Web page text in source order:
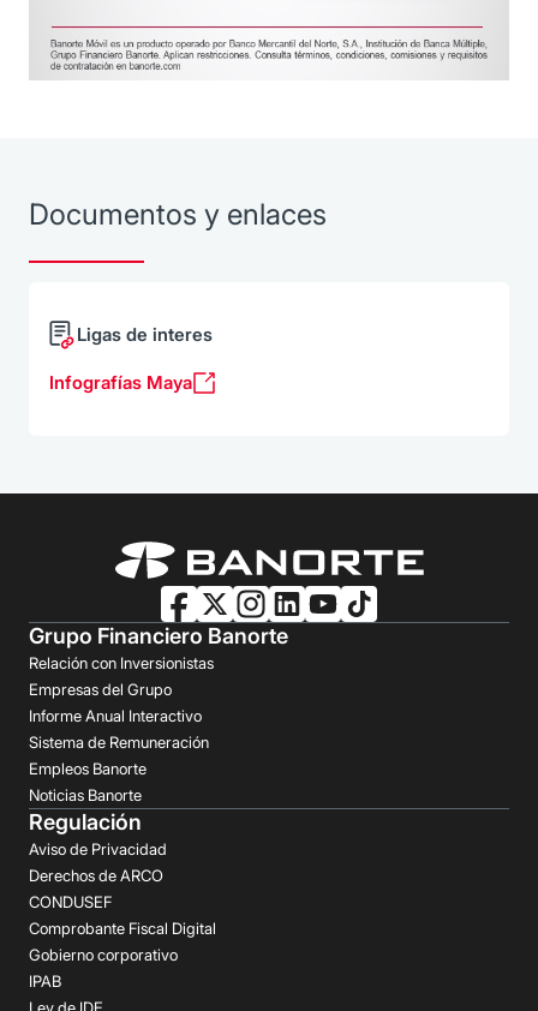
Documentos y enlaces
Ligas de interes
Infografías Maya
Grupo Financiero Banorte
Relación con Inversionistas
Empresas del Grupo
Informe Anual Interactivo
Sistema de Remuneración
Empleos Banorte
Noticias Banorte
Regulación
Aviso de Privacidad
Derechos de ARCO
CONDUSEF
Comprobante Fiscal Digital
Gobierno corporativo
IPAB
Ley de IDE